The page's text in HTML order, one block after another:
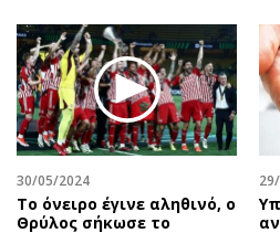
Χειρόγραφα
30/05/2024
Το όνειρο έγινε αληθινό, ο
Θρύλος σήκωσε το